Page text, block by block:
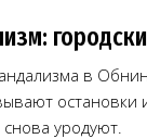
в
остановки
снова уродуют.